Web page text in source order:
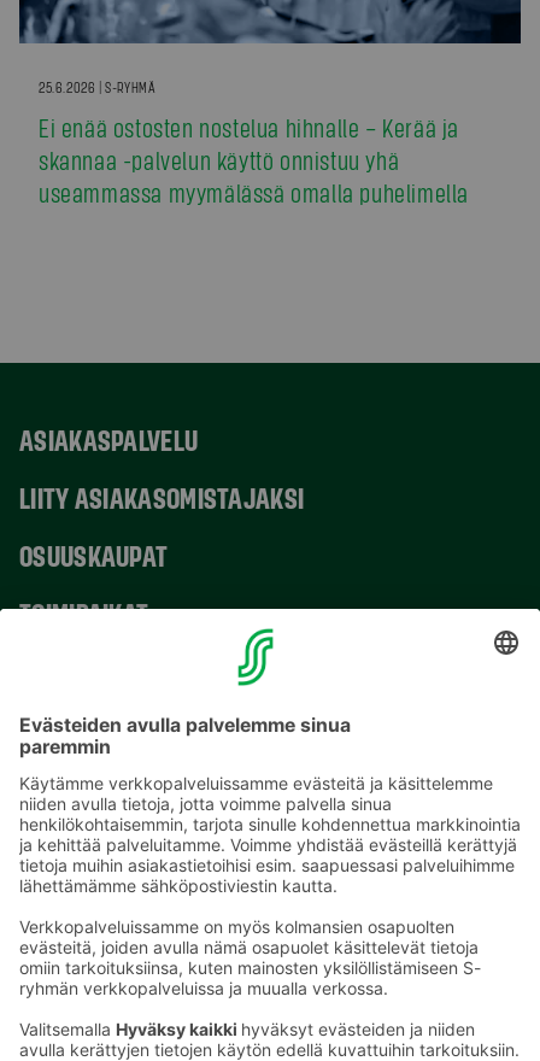
25.6.2026 | S-RYHMÄ
Ei enää ostosten nostelua hihnalle – Kerää ja
skannaa -palvelun käyttö onnistuu yhä
useammassa myymälässä omalla puhelimella
ASIAKASPALVELU
LIITY ASIAKASOMISTAJAKSI
OSUUSKAUPAT
TOIMIPAIKAT
Sähköpostiosoitteet S-ryhmässä ovat muotoa
etunimi.sukunimi@sok.fi
Seuraa meitä: